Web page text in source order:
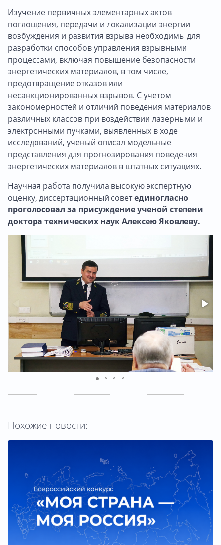
Изучение первичных элементарных актов
поглощения, передачи и локализации энергии
возбуждения и развития взрыва необходимы для
разработки способов управления взрывными
процессами, включая повышение безопасности
энергетических материалов, в том числе,
предотвращение отказов или
несанкционированных взрывов. С учетом
закономерностей и отличий поведения материалов
различных классов при воздействии лазерными и
электронными пучками, выявленных в ходе
исследований, ученый описал модельные
представления для прогнозирования поведения
энергетических материалов в штатных ситуациях.
Научная работа получила высокую экспертную
оценку, диссертационный советединогласно
проголосовал за присуждение ученой степени
доктора технических наук Алексею Яковлеву.
Похожие новости: